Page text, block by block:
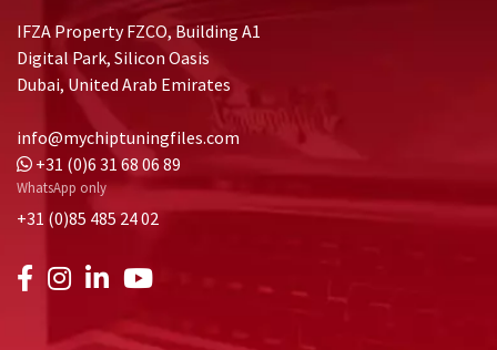
IFZA Property FZCO, Building A1
Digital Park, Silicon Oasis
Dubai, United Arab Emirates
info@mychiptuningfiles.com
+31 (0)6 31 68 06 89
WhatsApp only
+31 (0)85 485 24 02